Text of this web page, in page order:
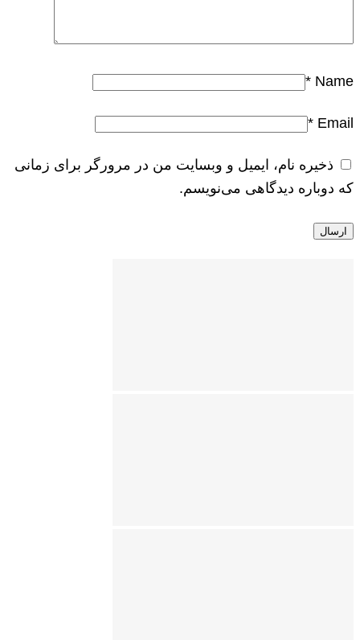
Name
*
Email
*
ذخیره نام، ایمیل و وبسایت من در مرورگر برای زمانی
که دوباره دیدگاهی می‌نویسم.